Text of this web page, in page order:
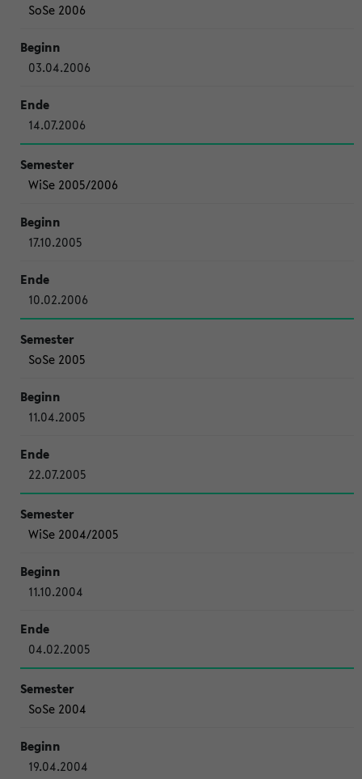
SoSe 2006
03.04.2006
14.07.2006
WiSe 2005/2006
17.10.2005
10.02.2006
SoSe 2005
11.04.2005
22.07.2005
WiSe 2004/2005
11.10.2004
04.02.2005
SoSe 2004
19.04.2004